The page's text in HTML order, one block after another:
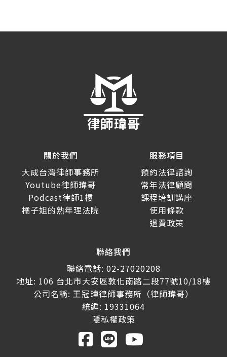
關於我們
大成台灣律師事務所
Youtube律師瑋哥
Podcast律師1樓
橘子姐的熟年理法院
服務項目
預約法律諮詢
常年法律顧問
課程培訓講座
使用條款
退費政策
聯絡我們
聯絡電話: 02-27020208
地址: 106 台北市大安區敦化南路二段77號10/18樓
公司名稱: 王冠瑋律師事務所（律師瑋哥）
統編: 19331064
隱私權政策